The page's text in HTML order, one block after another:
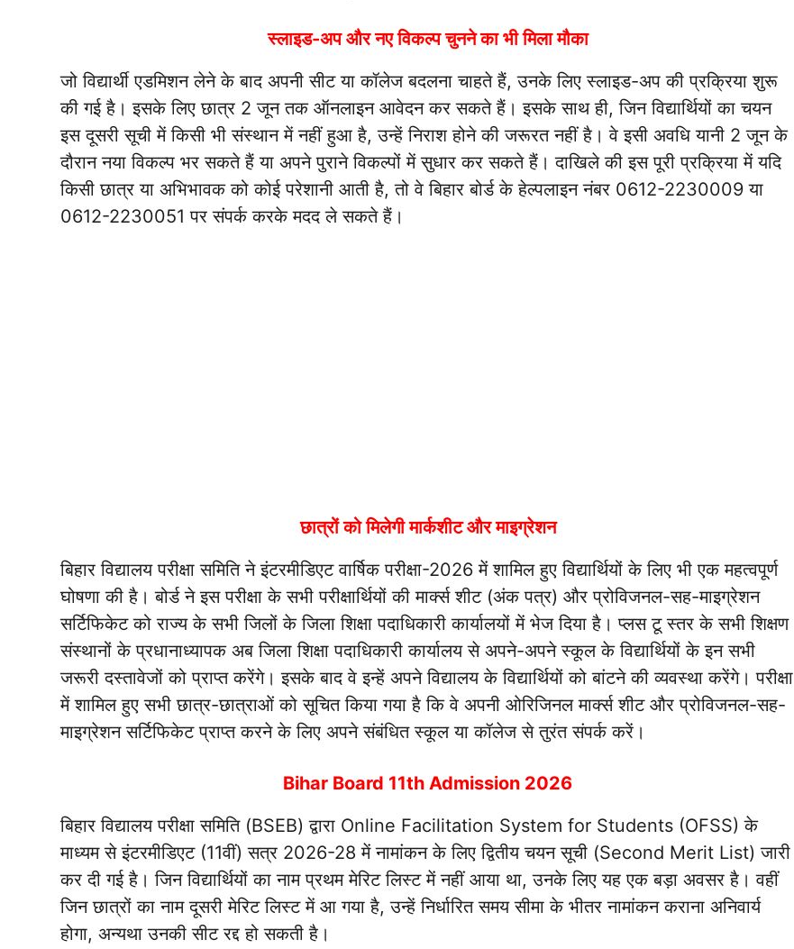
स्लाइड-अप और नए विकल्प चुनने का भी मिला मौका
जो विद्यार्थी एडमिशन लेने के बाद अपनी सीट या कॉलेज बदलना चाहते हैं, उनके लिए स्लाइड-अप की प्रक्रिया शुरू
की गई है। इसके लिए छात्र 2 जून तक ऑनलाइन आवेदन कर सकते हैं। इसके साथ ही, जिन विद्यार्थियों का चयन
इस दूसरी सूची में किसी भी संस्थान में नहीं हुआ है, उन्हें निराश होने की जरूरत नहीं है। वे इसी अवधि यानी 2 जून के
दौरान नया विकल्प भर सकते हैं या अपने पुराने विकल्पों में सुधार कर सकते हैं। दाखिले की इस पूरी प्रक्रिया में यदि
किसी छात्र या अभिभावक को कोई परेशानी आती है, तो वे बिहार बोर्ड के हेल्पलाइन नंबर 0612-2230009 या
0612-2230051 पर संपर्क करके मदद ले सकते हैं।
छात्रों को मिलेगी मार्कशीट और माइग्रेशन
बिहार विद्यालय परीक्षा समिति ने इंटरमीडिएट वार्षिक परीक्षा-2026 में शामिल हुए विद्यार्थियों के लिए भी एक महत्वपूर्ण
घोषणा की है। बोर्ड ने इस परीक्षा के सभी परीक्षार्थियों की मार्क्स शीट (अंक पत्र) और प्रोविजनल-सह-माइग्रेशन
सर्टिफिकेट को राज्य के सभी जिलों के जिला शिक्षा पदाधिकारी कार्यालयों में भेज दिया है। प्लस टू स्तर के सभी शिक्षण
संस्थानों के प्रधानाध्यापक अब जिला शिक्षा पदाधिकारी कार्यालय से अपने-अपने स्कूल के विद्यार्थियों के इन सभी
जरूरी दस्तावेजों को प्राप्त करेंगे। इसके बाद वे इन्हें अपने विद्यालय के विद्यार्थियों को बांटने की व्यवस्था करेंगे। परीक्षा
में शामिल हुए सभी छात्र-छात्राओं को सूचित किया गया है कि वे अपनी ओरिजिनल मार्क्स शीट और प्रोविजनल-सह-
माइग्रेशन सर्टिफिकेट प्राप्त करने के लिए अपने संबंधित स्कूल या कॉलेज से तुरंत संपर्क करें।
Bihar Board 11th Admission 2026
बिहार विद्यालय परीक्षा समिति (BSEB) द्वारा Online Facilitation System for Students (OFSS) के
माध्यम से इंटरमीडिएट (11वीं) सत्र 2026-28 में नामांकन के लिए द्वितीय चयन सूची (Second Merit List) जारी
कर दी गई है। जिन विद्यार्थियों का नाम प्रथम मेरिट लिस्ट में नहीं आया था, उनके लिए यह एक बड़ा अवसर है। वहीं
जिन छात्रों का नाम दूसरी मेरिट लिस्ट में आ गया है, उन्हें निर्धारित समय सीमा के भीतर नामांकन कराना अनिवार्य
होगा, अन्यथा उनकी सीट रद्द हो सकती है।